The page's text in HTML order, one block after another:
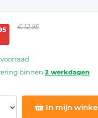
€ 12,95
binnen2 werkdagen
In mijn